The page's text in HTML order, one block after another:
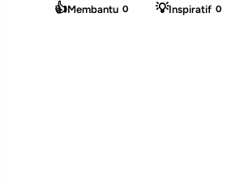
👍Membantu 0 💡Inspiratif 0